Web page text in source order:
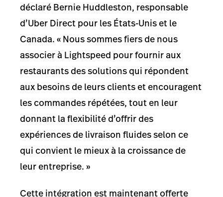
déclaré Bernie Huddleston, responsable
d’Uber Direct pour les États-Unis et le
Canada. « Nous sommes fiers de nous
associer à Lightspeed pour fournir aux
restaurants des solutions qui répondent
aux besoins de leurs clients et encouragent
les commandes répétées, tout en leur
donnant la flexibilité d’offrir des
expériences de livraison fluides selon ce
qui convient le mieux à la croissance de
leur entreprise. »
Cette intégration est maintenant offerte